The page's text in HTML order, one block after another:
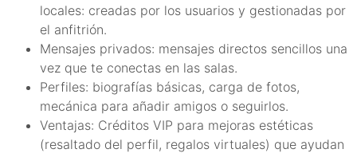
locales: creadas por los usuarios y gestionadas por
el anfitrión.
Mensajes privados: mensajes directos sencillos una
vez que te conectas en las salas.
Perfiles: biografías básicas, carga de fotos,
mecánica para añadir amigos o seguirlos.
Ventajas: Créditos VIP para mejoras estéticas
(resaltado del perfil, regalos virtuales) que ayudan